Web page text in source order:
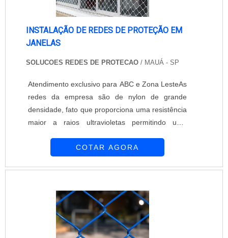
INSTALAÇÃO DE REDES DE PROTEÇÃO EM
JANELAS
SOLUCOES REDES DE PROTECAO / MAUÁ - SP
Atendimento exclusivo para ABC e Zona LesteAs
redes da empresa são de nylon de grande
densidade, fato que proporciona uma resistência
maior a raios ultravioletas permitindo uma
para janelas. A instalação de redes de proteção
animais.INFORMAÇÕES ACERCA O
PRODUTOA empresa Soluções Redes de
Proteção é referência em instalação de rede de
COTAR AGORA